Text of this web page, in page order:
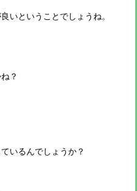
いということでしょうね。
？
いるんでしょうか？